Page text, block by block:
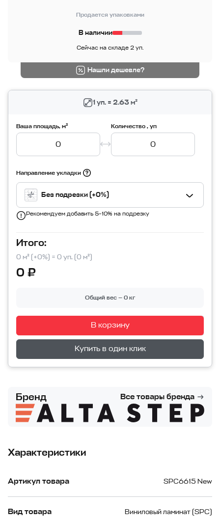
Продается упаковками
В наличии
Сейчас на складе 2 уп.
Нашли дешевле?
1 уп. = 2.63 м²
Ваша площадь, м² Количество , уп
Направление укладки
Без подрезки (+0%)
Рекомендуем добавить 5–10% на подрезку
Итого:
0 м² (+0%) = 0 уп. (0 м²)
0 ₽
Общий вес — 0 кг
В корзину
Перейти в корзину
Купить в один клик
Бренд Все товары бренда
Характеристики
Артикул товара SPC6615 New
Вид товара Виниловый ламинат (SPC)